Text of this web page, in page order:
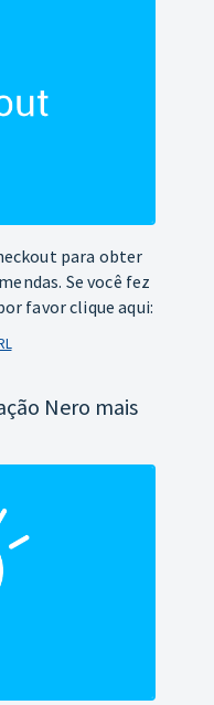
para obter
Se você fez
favor clique aqui:
Nero mais